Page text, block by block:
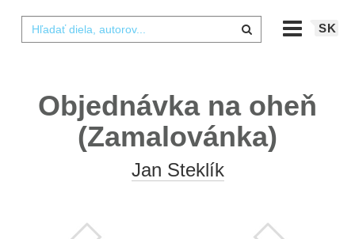
SK
Objednávka na oheň
(Zamalovánka)
Jan Steklík